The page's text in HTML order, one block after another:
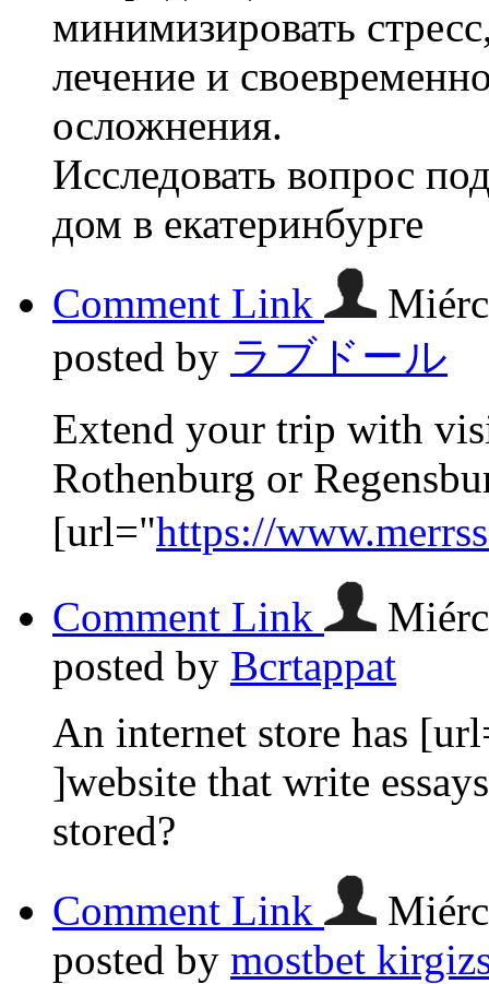
минимизировать
лечение и
осложнения.
Исследовать вопрос
дом в екатеринбурге
Comment Link
posted by ラブドール
Extend your trip with
Rothenburg or
[url="https://
Comment Link
posted by Bcrtappat
An internet store has
]website that write
stored?
Comment Link
posted by mostbet